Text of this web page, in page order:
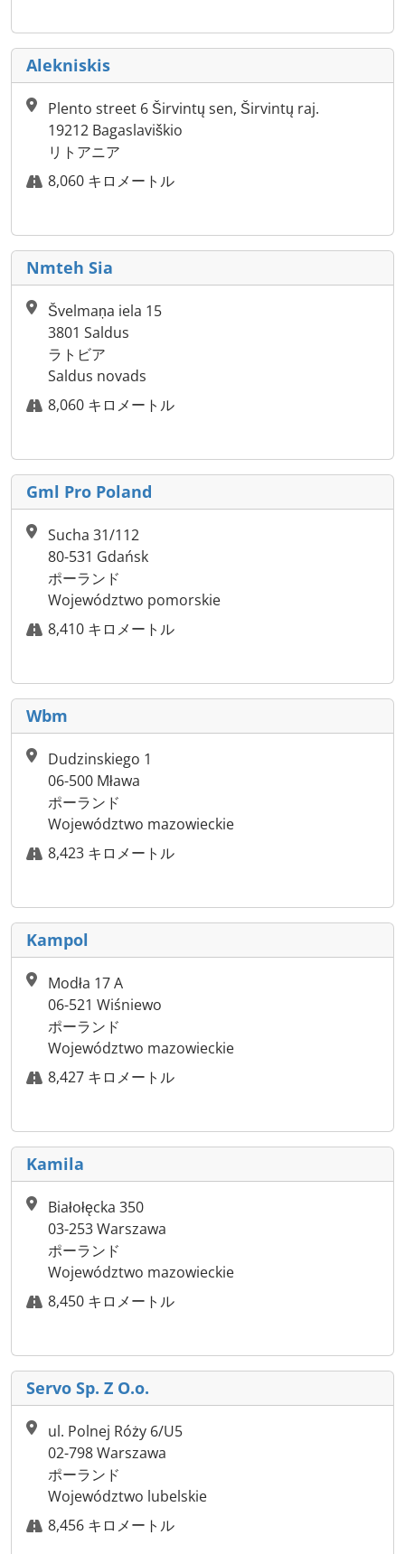
Alekniskis
Plento street 6 Širvintų sen, Širvintų raj.
19212 Bagaslaviškio
リトアニア
8,060 キロメートル
Nmteh Sia
Švelmaņa iela 15
3801 Saldus
ラトビア
Saldus novads
8,060 キロメートル
Gml Pro Poland
Sucha 31/112
80-531 Gdańsk
ポーランド
Województwo pomorskie
8,410 キロメートル
Wbm
Dudzinskiego 1
06-500 Mława
ポーランド
Województwo mazowieckie
8,423 キロメートル
Kampol
Modła 17 A
06-521 Wiśniewo
ポーランド
Województwo mazowieckie
8,427 キロメートル
Kamila
Białołęcka 350
03-253 Warszawa
ポーランド
Województwo mazowieckie
8,450 キロメートル
Servo Sp. Z O.o.
ul. Polnej Róży 6/U5
02-798 Warszawa
ポーランド
Województwo lubelskie
8,456 キロメートル